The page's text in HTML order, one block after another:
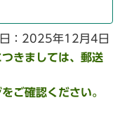
：2025年12月4日
きましては、郵送
ご確認ください。